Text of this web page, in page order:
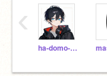
ha-domo-dosanzu
‹